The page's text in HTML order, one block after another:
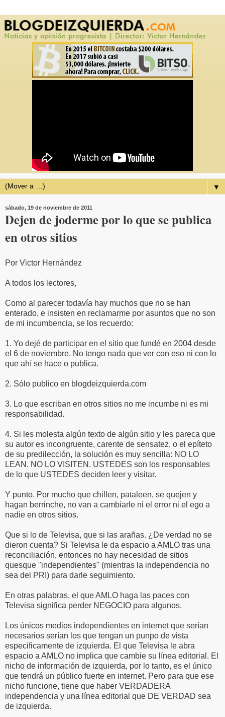
▼
sábado, 19 de noviembre de 2011
Dejen de joderme por lo que se publica
en otros sitios
Por Victor Hernández
A todos los lectores,
Como al parecer todavía hay muchos que no se han
enterado, e insisten en reclamarme por asuntos que no son
de mi incumbencia, se los recuerdo:
1. Yo dejé de participar en el sitio que fundé en 2004 desde
el 6 de noviembre. No tengo nada que ver con eso ni con lo
que ahí se hace o publica.
2. Sólo publico en blogdeizquierda.com
3. Lo que escriban en otros sitios no me incumbe ni es mi
responsabilidad.
4. Si les molesta algún texto de algún sitio y les pareca que
su autor es incongruente, carente de sensatez, o el epíteto
de su predilección, la solución es muy sencilla: NO LO
LEAN. NO LO VISITEN. USTEDES son los responsables
de lo que USTEDES deciden leer y visitar.
Y punto. Por mucho que chillen, pataleen, se quejen y
hagan berrinche, no van a cambiarle ni el error ni el ego a
nadie en otros sitios.
Que si lo de Televisa, que si las arañas. ¿De verdad no se
dieron cuenta? Si Televisa le da espacio a AMLO tras una
reconciliación, entonces no hay necesidad de sitios
quesque "independientes" (mientras la independencia no
sea del PRI) para darle seguimiento.
En otras palabras, el que AMLO haga las paces con
Televisa significa perder NEGOCIO para algunos.
Los únicos medios independientes en internet que serían
necesarios serían los que tengan un punpo de vista
especificamente de izquierda. El que Televisa le abra
espacio a AMLO no implica que cambie su línea editorial. El
nicho de información de izquierda, por lo tanto, es el único
que tendrá un público fuerte en internet. Pero para que ese
nicho funcione, tiene que haber VERDADERA
independencia y una línea editorial que DE VERDAD sea
de izquierda.